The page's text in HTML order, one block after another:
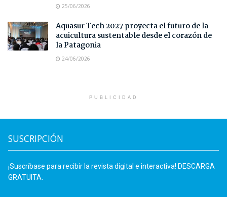
25/06/2026
Aquasur Tech 2027 proyecta el futuro de la
acuicultura sustentable desde el corazón de
la Patagonia
24/06/2026
PUBLICIDAD
SUSCRIPCIÓN
¡Suscríbase para recibir la revista digital e interactiva! DESCARGA
GRATUITA.